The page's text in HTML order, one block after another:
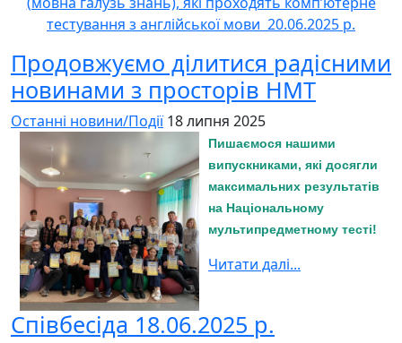
тестування з англійської мови 20.06.2025 р.
Продовжуємо ділитися радісними
новинами з просторів НМТ
Останні новини/Події 18 липня 2025
Пишаємося нашими
випускниками, які досягли
максимальних результатів
на Національному
мультипредметному тесті!
Читати далі...
Співбесіда 18.06.2025 р.